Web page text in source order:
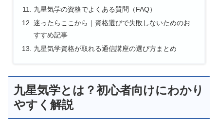
九星気学の資格でよくある質問（FAQ）
迷ったらここから｜資格選びで失敗しないためのお
すすめ記事
九星気学資格が取れる通信講座の選び方まとめ
九星気学とは？初心者向けにわかり
やすく解説